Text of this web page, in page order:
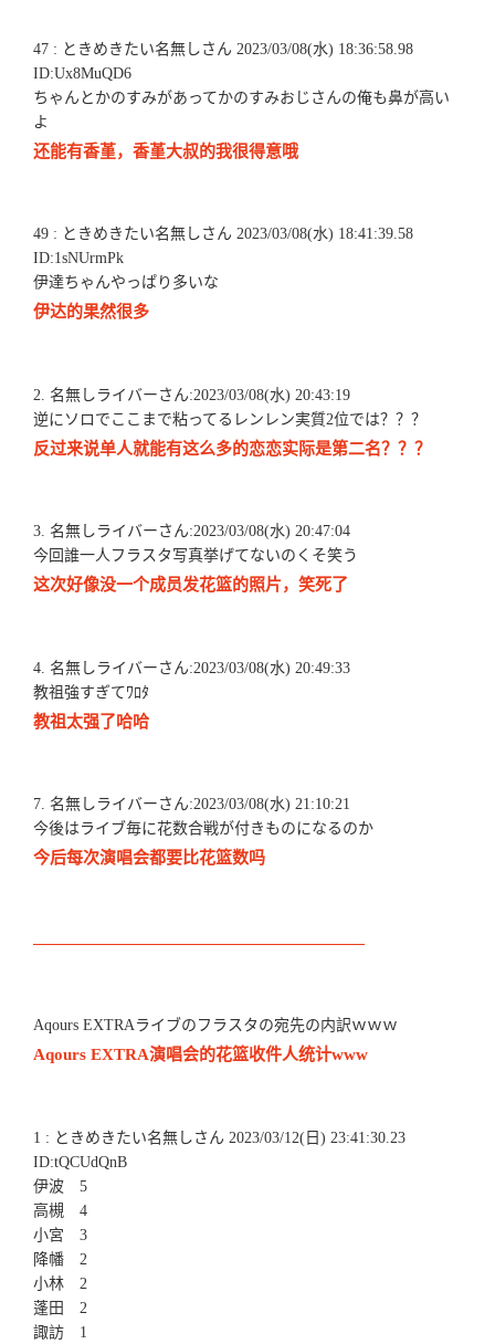
47 : ときめきたい名無しさん 2023/03/08(水) 18:36:58.98
ID:Ux8MuQD6
ちゃんとかのすみがあってかのすみおじさんの俺も鼻が高い
よ
还能有香堇，香堇大叔的我很得意哦
49 : ときめきたい名無しさん 2023/03/08(水) 18:41:39.58
ID:1sNUrmPk
伊達ちゃんやっぱり多いな
伊达的果然很多
2. 名無しライバーさん:2023/03/08(水) 20:43:19
逆にソロでここまで粘ってるレンレン実質2位では？？？
反过来说单人就能有这么多的恋恋实际是第二名？？？
3. 名無しライバーさん:2023/03/08(水) 20:47:04
今回誰一人フラスタ写真挙げてないのくそ笑う
这次好像没一个成员发花篮的照片，笑死了
4. 名無しライバーさん:2023/03/08(水) 20:49:33
教祖強すぎてﾜﾛﾀ
教祖太强了哈哈
7. 名無しライバーさん:2023/03/08(水) 21:10:21
今後はライブ毎に花数合戦が付きものになるのか
今后每次演唱会都要比花篮数吗
————————————————————
Aqours EXTRAライブのフラスタの宛先の内訳ｗｗｗ
Aqours EXTRA演唱会的花篮收件人统计www
1 : ときめきたい名無しさん 2023/03/12(日) 23:41:30.23
ID:tQCUdQnB
伊波 5
高槻 4
小宮 3
降幡 2
小林 2
蓬田 2
諏訪 1